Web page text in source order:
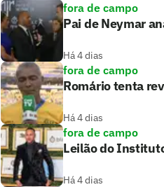
fora de campo
Pai de Neymar
Há 4 dias
fora de campo
Romário tenta
Há 4 dias
fora de campo
Leilão do
Há 4 dias